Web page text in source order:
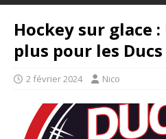
Hockey sur glace
plus pour les Ducs
2 février 2024 Nico